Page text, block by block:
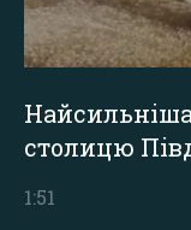
Найсильніша
столицю
1:51